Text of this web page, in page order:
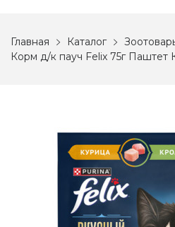
Главная Каталог
Корм д/к пауч Felix 75г Паштет